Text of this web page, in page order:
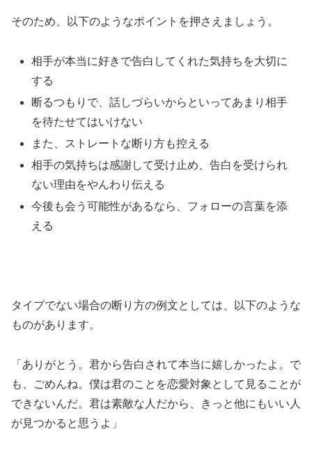
そのため、以下のようなポイントを押さえましょう。
相手が本当に好きで告白してくれた気持ちを大切に
する
断るつもりで、話しづらいからといってあまり相手
を待たせてはいけない
また、ストレートな断り方も控える
相手の気持ちは感謝して受け止め、告白を受けられ
ない理由をやんわり伝える
今後も会う可能性があるなら、フォローの言葉を添
える
タイプでない場合の断り方の例文としては、以下のような
ものがあります。
「ありがとう。君から告白されて本当に嬉しかったよ。で
も、ごめんね。僕は君のことを恋愛対象として見ることが
できないんだ。君は素敵な人だから、きっと他にもいい人
が見つかると思うよ」